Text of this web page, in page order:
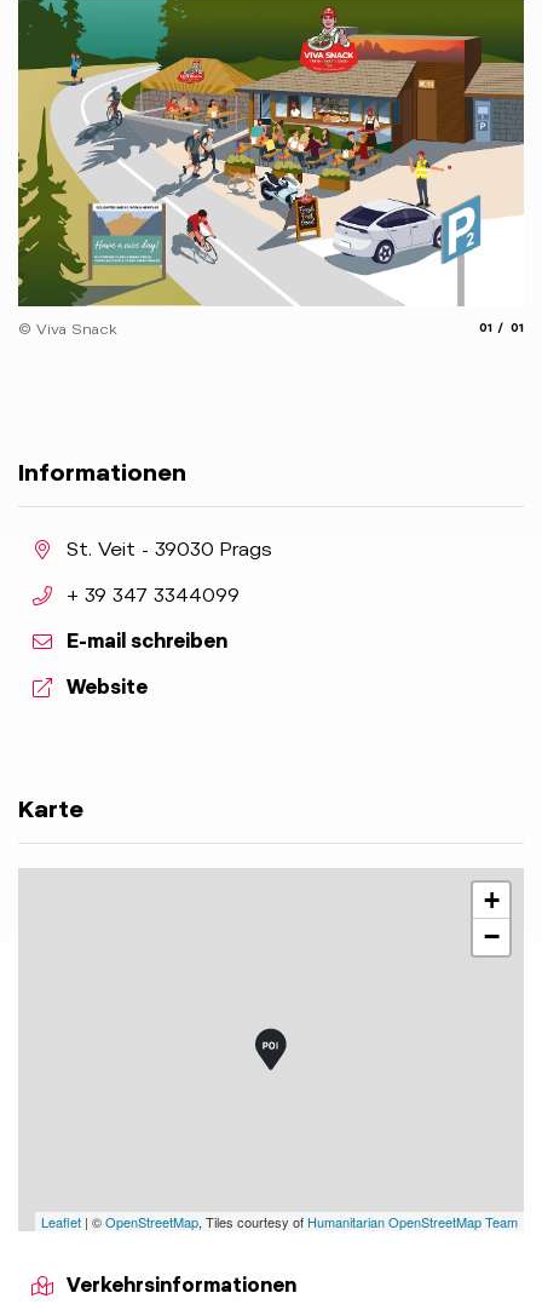
© Viva Snack 01 01
Informationen
aria.location:
St. Veit - 39030 Prags
aria.phone:
+ 39 347 3344099
E-mail schreiben
aria.website:
Website
Karte
+
−
Leaflet | ©OpenStreetMap, Tiles courtesy of Humanitarian OpenStreetMap Team
Verkehrsinformationen